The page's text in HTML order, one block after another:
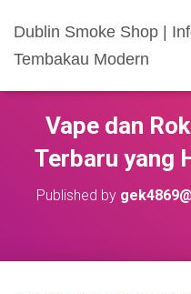
Dublin Smoke Shop |
Tembakau Modern
Vape dan
Terbaru yang
Published by